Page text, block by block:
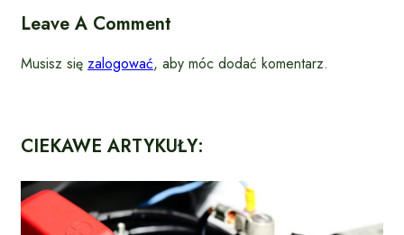
Leave A Comment
Musisz się zalogować, aby móc dodać komentarz.
CIEKAWE ARTYKUŁY: